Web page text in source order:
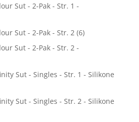
Sut - 2-Pak - Str. 1 -
Sut - 2-Pak - Str. 2 (6)
Sut - 2-Pak - Str. 2 -
Sut - Singles - Str. 1 - Silikone
Sut - Singles - Str. 2 - Silikone